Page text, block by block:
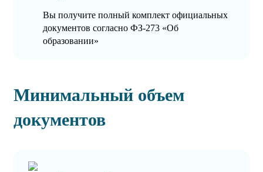
Вы получите полный комплект официальных
документов согласно ФЗ-273 «Об
образовании»
Минимальный объем
документов